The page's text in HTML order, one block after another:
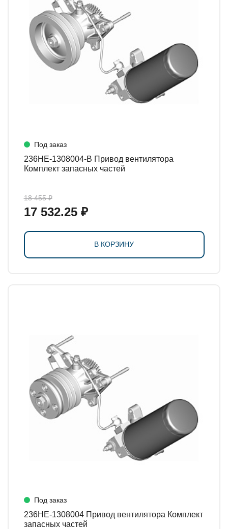
Под заказ
236НЕ-1308004-В Привод вентилятора
Комплект запасных частей
18 455 ₽
17 532.25 ₽
В КОРЗИНУ
Под заказ
236НЕ-1308004 Привод вентилятора Комплект
запасных частей